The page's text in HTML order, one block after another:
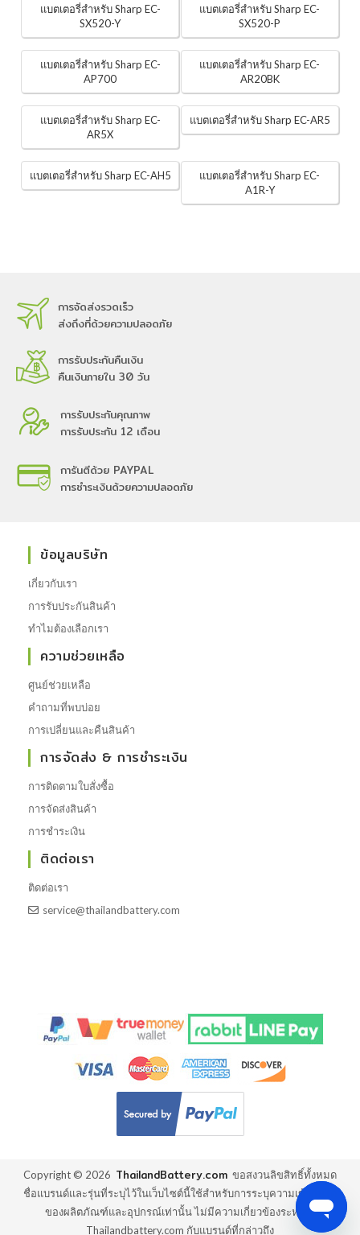
แบตเตอรี่สำหรับ Sharp EC-
SX520-Y
แบตเตอรี่สำหรับ Sharp EC-
SX520-P
แบตเตอรี่สำหรับ Sharp EC-
AP700
แบตเตอรี่สำหรับ Sharp EC-
AR20BK
แบตเตอรี่สำหรับ Sharp EC-
AR5X
แบตเตอรี่สำหรับ Sharp EC-AR5
แบตเตอรี่สำหรับ Sharp EC-AH5
แบตเตอรี่สำหรับ Sharp EC-
A1R-Y
การจัดส่งรวดเร็ว
ส่งถึงที่ด้วยความปลอดภัย
การรับประกันคืนเงิน
คืนเงินภายใน 30 วัน
การรับประกันคุณภาพ
การรับประกัน 12 เดือน
การันตีด้วย PAYPAL
การชำระเงินด้วยความปลอดภัย
ข้อมูลบริษัท
เกี่ยวกับเรา
การรับประกันสินค้า
ทำไมต้องเลือกเรา
ความช่วยเหลือ
ศูนย์ช่วยเหลือ
คำถามที่พบบ่อย
การเปลี่ยนและคืนสินค้า
การจัดส่ง & การชำระเงิน
การติดตามใบสั่งซื้อ
การจัดส่งสินค้า
การชำระเงิน
ติดต่อเรา
ติดต่อเรา
service@thailandbattery.com
Copyright © 2026 ThailandBattery.com ขอสงวนลิขสิทธิ์ทั้งหมด
ชื่อแบรนด์และรุ่นที่ระบุไว้ในเว็บไซต์นี้ใช้สำหรับการระบุความเข้ากันได้
ของผลิตภัณฑ์และอุปกรณ์เท่านั้น ไม่มีความเกี่ยวข้องระหว่าง
Thailandbattery.com กับแบรนด์ที่กล่าวถึง